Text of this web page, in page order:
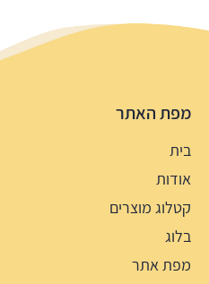
מפת האתר
בית
אודות
קטלוג מוצרים
בלוג
מפת אתר